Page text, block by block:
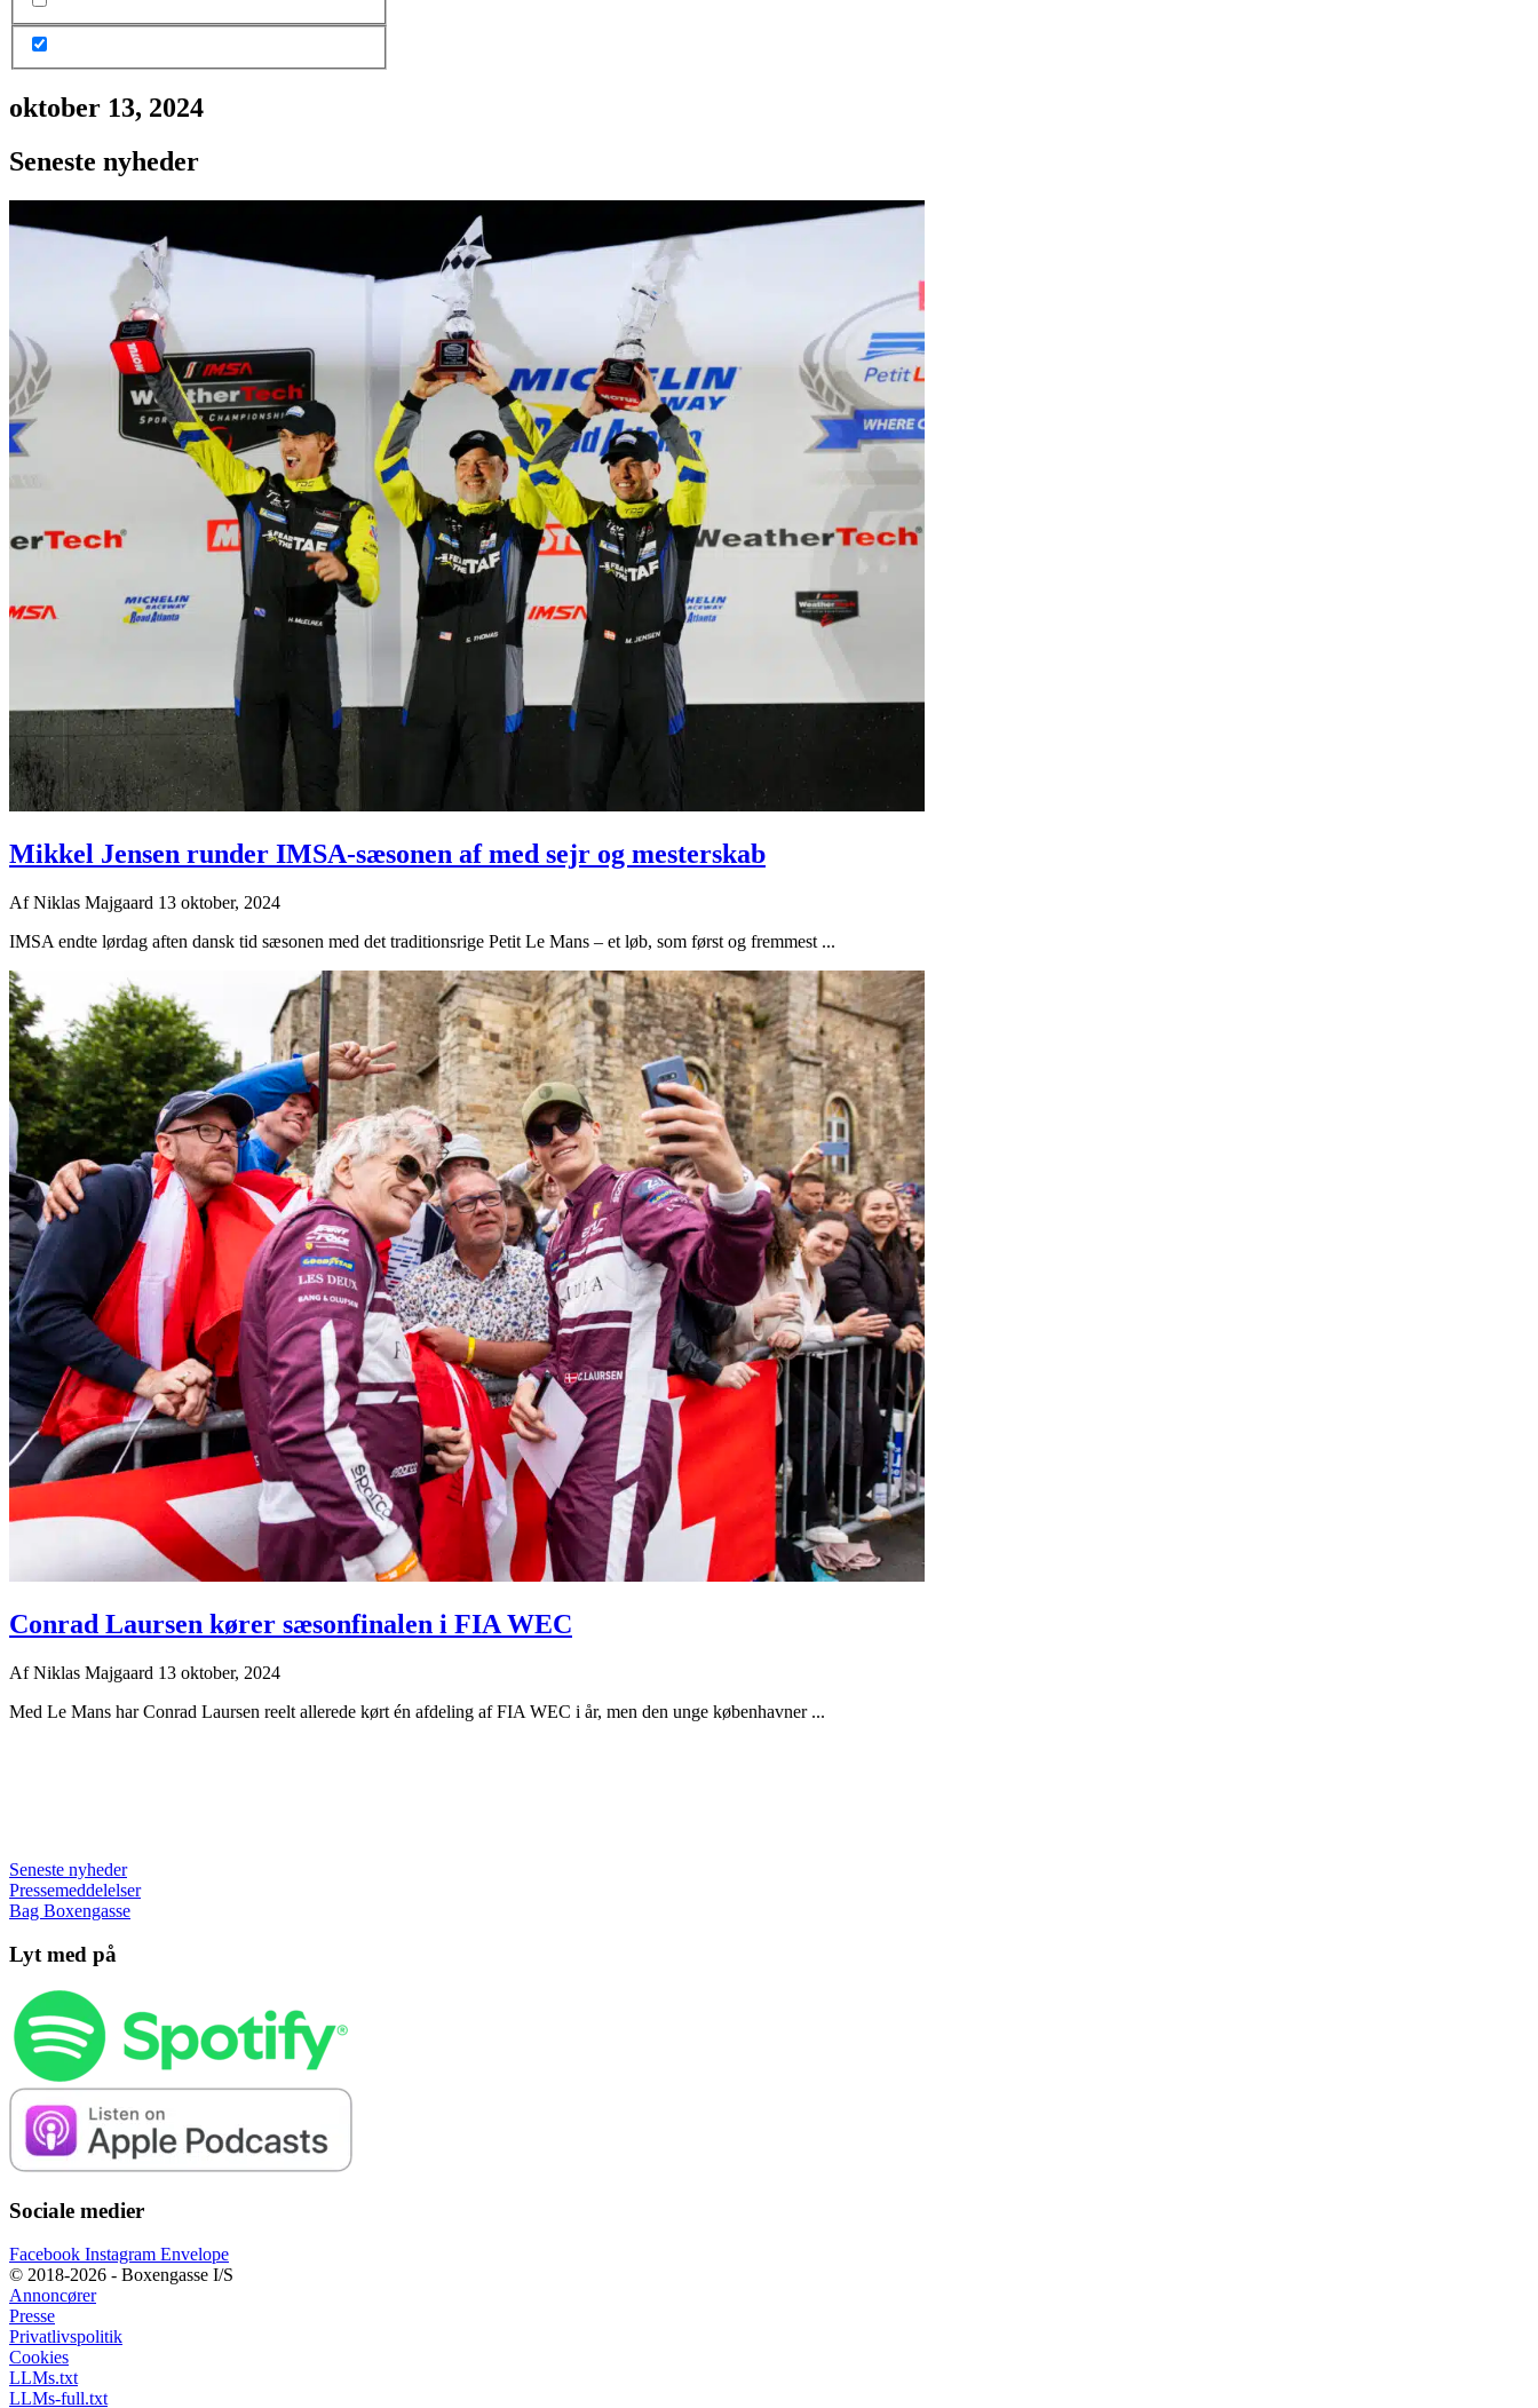
oktober 13, 2024
Seneste nyheder
Mikkel Jensen runder IMSA-sæsonen af med sejr og mesterskab
AfNiklas Majgaard 13 oktober, 2024
IMSA endte lørdag aften dansk tid sæsonen med det traditionsrige Petit Le Mans – et løb, som først og fremmest ...
Conrad Laursen kører sæsonfinalen i FIA WEC
AfNiklas Majgaard 13 oktober, 2024
Med Le Mans har Conrad Laursen reelt allerede kørt én afdeling af FIA WEC i år, men den unge københavner ...
Seneste nyheder
Pressemeddelelser
Bag Boxengasse
Lyt med på
Sociale medier
Facebook Instagram Envelope
© 2018-2026 - Boxengasse I/S
Annoncører
Presse
Privatlivspolitik
Cookies
LLMs.txt
LLMs-full.txt